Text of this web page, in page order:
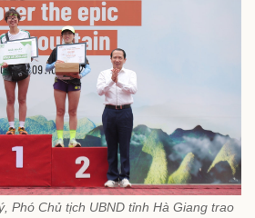
Phó Chủ tịch UBND tỉnh Hà Giang trao